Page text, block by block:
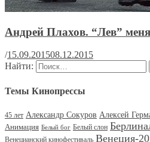
Андрей Плахов. “Лев”
/15.09.201508.12.2015
Найти:
Темы Кинопрессы
45 лет Александр Сокуров Алексей
Анимация Белый бог Белый слон
Венецианский кинофестиваль Венеция-